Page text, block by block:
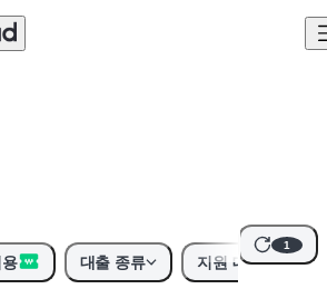
대출 종류 지원 대상
1